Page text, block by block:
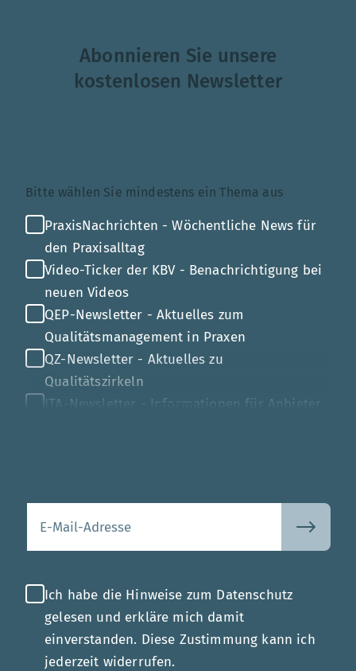
Abonnieren Sie unsere
kostenlosen Newsletter
Bitte wählen Sie mindestens ein Thema aus
PraxisNachrichten - Wöchentliche News für
den Praxisalltag
Video-Ticker der KBV - Benachrichtigung bei
neuen Videos
QEP-Newsletter - Aktuelles zum
Qualitätsmanagement in Praxen
QZ-Newsletter - Aktuelles zu
Qualitätszirkeln
ITA-Newsletter - Informationen für Anbieter
Ich habe die Hinweise zum Datenschutz
gelesen und erkläre mich damit
einverstanden. Diese Zustimmung kann ich
jederzeit widerrufen.